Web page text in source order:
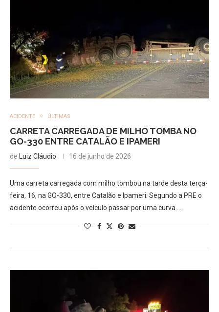
ACIDENTE ÚLTIMAS
CARRETA CARREGADA DE MILHO TOMBA NO
GO-330 ENTRE CATALÃO E IPAMERI
de Luiz Cláudio 16 de junho de 2026
Uma carreta carregada com milho tombou na tarde desta terça-
feira, 16, na GO-330, entre Catalão e Ipameri. Segundo a PRE o
acidente ocorreu após o veículo passar por uma curva …